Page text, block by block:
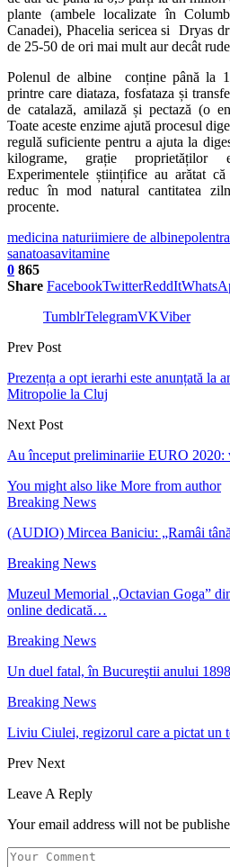
plante (ambele localizate în
Canadei), Phacelia sericea si Dryas
de 25-50 de ori mai mult aur decât
Polenul de albine conține până la
printre care diataza, fosfataza și
de catalază, amilază și pectază (o
Toate aceste enzime ajută procesul
regulă suficiente pentru a ajuta la
kilograme, grație proprietăților
Experimentele științifice au arătat
reduc în mod natural cantitatea
procente.
medicina naturiimiere de albinepolen
sanatoasavitamine
0 865
Share FacebookTwitterReddIt
TumblrTelegramVKViber
Prev Post
Prezența a opt ierarhi este anunțată la
Mitropolie la Cluj
Next Post
Au început preliminariie EURO 2020:
You might also like More from author
Breaking News
(AUDIO) Mircea Baniciu: „Ramâi
Breaking News
Muzeul Memorial „Octavian Goga”
online dedicată…
Breaking News
Un duel fatal, în Bucureştii anului 1898
Breaking News
Liviu Ciulei, regizorul care a pictat un
Prev Next
Leave A Reply
Your email address will not be